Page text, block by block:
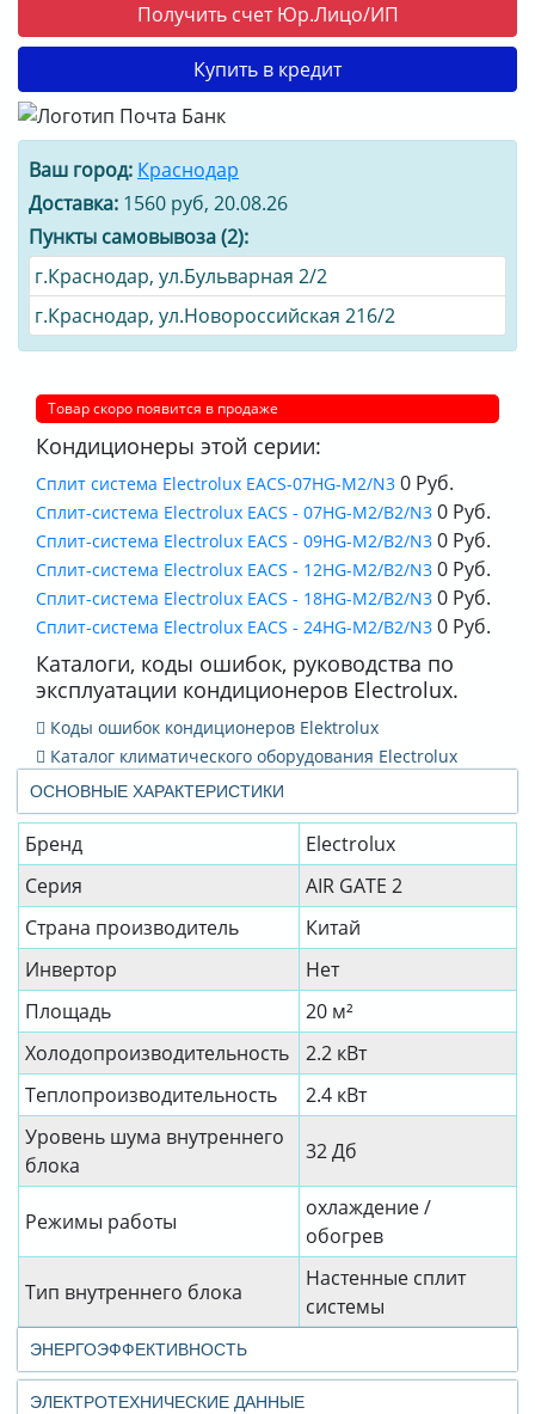
ОСНОВНЫЕ ХАРАКТЕРИСТИКИ
Бренд
Electrolux
Серия
AIR GATE 2
Страна производитель
Китай
Инвертор
Нет
Площадь
20 м²
Холодопроизводительность
2.2 кВт
Теплопроизводительность
2.4 кВт
Уровень шума внутреннего
блока
32 Дб
Режимы работы
охлаждение /
обогрев
Тип внутреннего блока
Настенные сплит
системы
ЭНЕРГОЭФФЕКТИВНОСТЬ
ЭЛЕКТРОТЕХНИЧЕСКИЕ ДАННЫЕ
Получить счет Юр.Лицо/ИП
Купить в кредит
Ваш город: Краснодар
Доставка: 1560 руб, 20.08.26
Пункты самовывоза (2):
г.Краснодар, ул.Бульварная 2/2
г.Краснодар, ул.Новороссийская 216/2
Товар скоро появится в продаже
Кондиционеры этой серии:
Сплит система Electrolux EACS-07HG-M2/N3 0 Руб.
Сплит-система Electrolux EACS - 07HG-M2/B2/N3 0 Руб.
Сплит-система Electrolux EACS - 09HG-M2/B2/N3 0 Руб.
Сплит-система Electrolux EACS - 12HG-M2/B2/N3 0 Руб.
Сплит-система Electrolux EACS - 18HG-M2/B2/N3 0 Руб.
Сплит-система Electrolux EACS - 24HG-M2/B2/N3 0 Руб.
Каталоги, коды ошибок, руководства по
эксплуатации кондиционеров Electrolux.
Коды ошибок кондиционеров Elektrolux
Каталог климатического оборудования Electrolux